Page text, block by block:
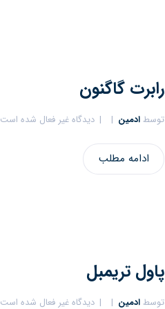
رابرت گاگنون
توسطادمین دیدگاه غیر فعال شده است
ادامه مطلب
پاول تریمبل
توسطادمین دیدگاه غیر فعال شده است